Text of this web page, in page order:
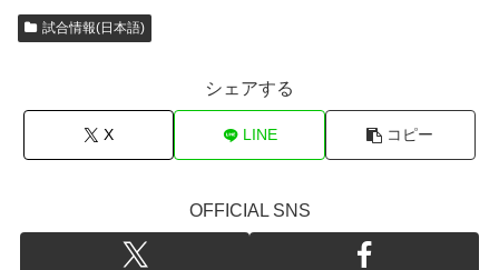
試合情報(日本語)
シェアする
X LINE コピー
OFFICIAL SNS